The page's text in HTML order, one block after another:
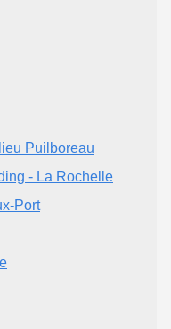
Puilboreau
- La Rochelle
Port